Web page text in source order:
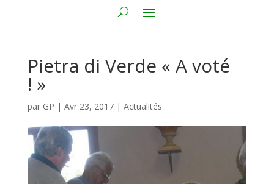
Pietra di Verde « A voté
! »
par GP | Avr 23, 2017| Actualités